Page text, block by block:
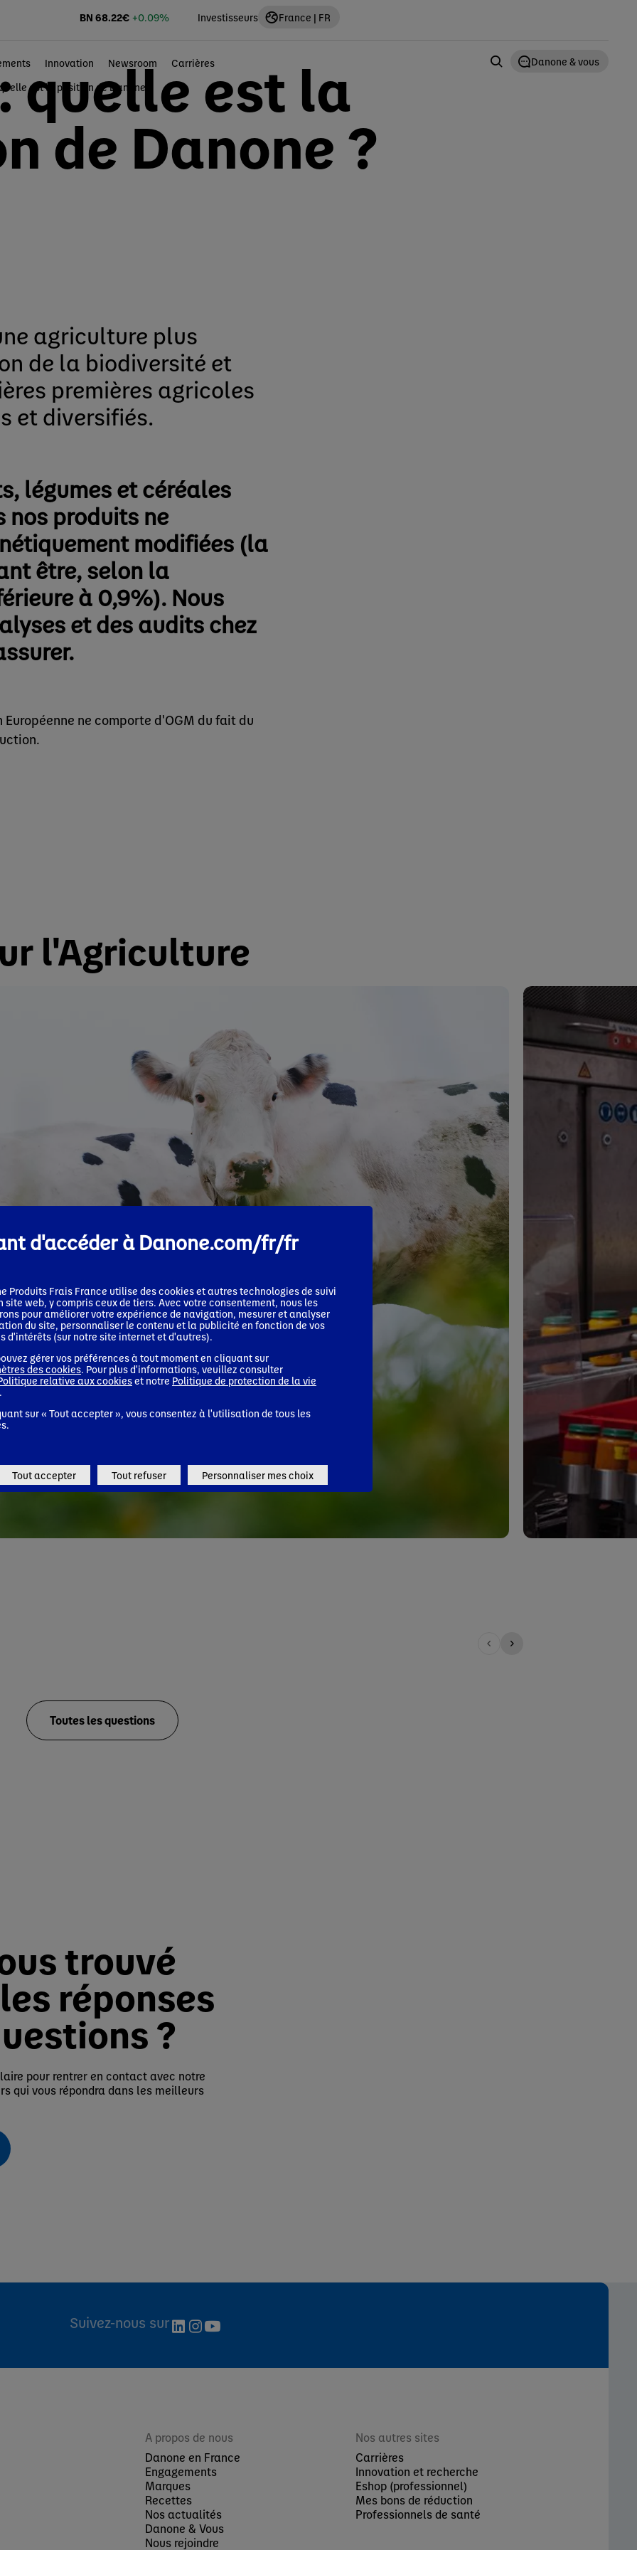
Innovation Newsroom Carrières
BN 68.22€ +0.09% Investisseurs France | FR
Danone & vous
est la position de Danone ?
quelle est la
de Danone ?
agriculture plus
de la biodiversité et
premières agricoles
et diversifiés.
légumes et céréales
nos produits ne
modifiées (la
être, selon la
à 0,9%). Nous
et des audits chez
ne comporte d'OGM du fait du
l'Agriculture
Toutes les questions
trouvé
réponses
?
pour rentrer en contact avec notre
qui vous répondra dans les meilleurs
Suivez-nous sur
A propos de nous
Danone en France
Engagements
Marques
Recettes
Nos actualités
Danone & Vous
Nous rejoindre
Nos autres sites
Carrières
Innovation et recherche
Eshop (professionnel)
Mes bons de réduction
Professionnels de santé
d'accéder à Danone.com/fr/fr
Produits Frais France utilise des cookies et autres technologies de suivi
site web, y compris ceux de tiers. Avec votre consentement, nous les
pour améliorer votre expérience de navigation, mesurer et analyser
du site, personnaliser le contenu et la publicité en fonction de vos
d'intérêts (sur notre site internet et d'autres).
gérer vos préférences à tout moment en cliquant sur
des cookies . Pour plus d'informations, veuillez consulter
relative aux cookieset notre Politique de protection de la vie
sur « Tout accepter », vous consentez à l'utilisation de tous les
Tout accepter Tout refuser Personnaliser mes choix